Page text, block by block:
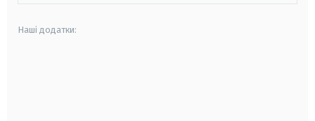
Наші додатки: